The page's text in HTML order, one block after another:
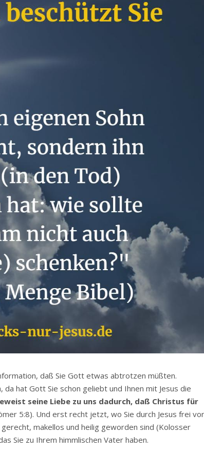
daß Sie Gott etwas abtrotzen müßten.
da hat Gott Sie schon geliebt und Ihnen mit Jesus die
seine Liebe zu uns dadurch, daß Christus für
5:8). Und erst recht jetzt, wo Sie durch Jesus frei
makellos und heilig geworden sind (Kolosser
Sie zu Ihrem himmlischen Vater haben.